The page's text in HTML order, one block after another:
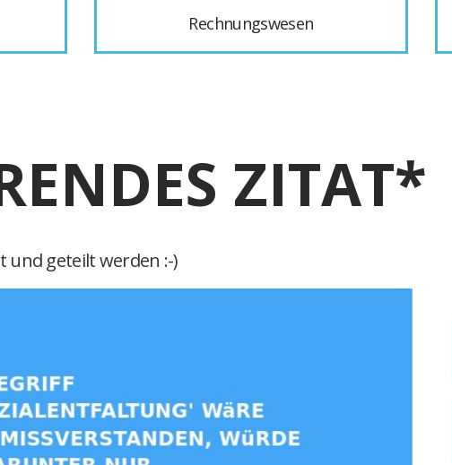
Rechnungswesen
ZITAT*
und geteilt werden :-)